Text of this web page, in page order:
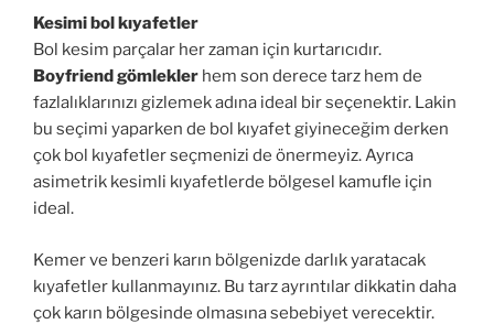
Kesimi bol kıyafetler
Bol kesim parçalar her zaman için kurtarıcıdır.
Boyfriend gömlekler hem son derece tarz hem de
fazlalıklarınızı gizlemek adına ideal bir seçenektir. Lakin
bu seçimi yaparken de bol kıyafet giyineceğim derken
çok bol kıyafetler seçmenizi de önermeyiz. Ayrıca
asimetrik kesimli kıyafetlerde bölgesel kamufle için
ideal.
Kemer ve benzeri karın bölgenizde darlık yaratacak
kıyafetler kullanmayınız. Bu tarz ayrıntılar dikkatin daha
çok karın bölgesinde olmasına sebebiyet verecektir.